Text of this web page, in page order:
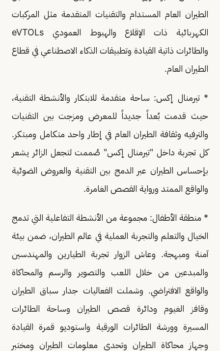
الطيران العام المستدام والتقنيات المتقدمة مثل المركبات
الكهربائية ذات الإقلاع والهبوط العمودي eVTOLs
والطائرات ذاتية القيادة وتطبيقات الذكاء الاصطناعي في قطاع
الطيران العام.
* تيرمنال إكس: ساحة متقدمة للابتكار والأنشطة التقنية،
حيث قدمت بُعداً جديداً للمعرض ومزجت بين التقنيات
والترفيه وثقافة الطيران العام في إطار واحد متكامل ومبتكر.
كل تجربة داخل "تيرمنال إكس" صُممت لتجعل الزائر يشعر
بإحساس الطيران عبر الدمج بين التقنية والعروض الضوئية
والواقع الممتد ورواية القصص الغامرة.
* منطقة الأطفال: مجموعة من الأنشطة التفاعلية التي تدمج
الخيال والتعلم والتجربة العملية في عالم الطيران، ضمن بيئة
آمنة ومبهجة. وعاش الزوار تجربة الطيارين والمهندسين
والمبدعين من خلال اللعب والتصوير والرسم والمحاكاة
والواقع الافتراضي. وشملت الفعاليات جدار سباق الطيران
وقافز الغيوم ودائرة قصص الطيران وساحة الطائرات
المسيرة وورشة الطائرات الورقية واستوديو قمرة القيادة
وجهاز محاكاة الطيران وتحدي معلومات الطيران ومختبر